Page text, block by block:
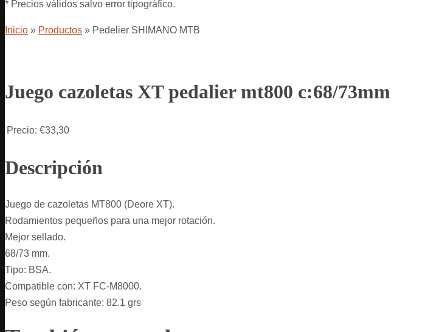
* Precios válidos salvo error tipográfico.
Inicio » Productos » Pedelier SHIMANO MTB
Juego cazoletas XT pedalier mt800 c:68/73mm
Precio: €33,30
Descripción
Juego de cazoletas MT800 (Deore XT).
Rodamientos pequeños para una mejor rotación.
Mejor sellado.
68/73 mm.
Tipo: BSA.
Compatible con: XT FC-M8000.
Peso según fabricante: 82.1 grs